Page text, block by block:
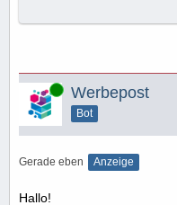
Online Werbepost
Bot
Gerade eben Anzeige
Hallo!